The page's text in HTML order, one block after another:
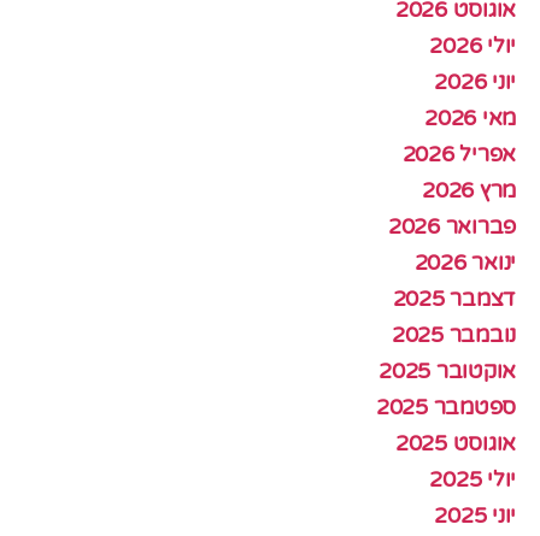
אוגוסט 2026
יולי 2026
יוני 2026
מאי 2026
אפריל 2026
מרץ 2026
פברואר 2026
ינואר 2026
דצמבר 2025
נובמבר 2025
אוקטובר 2025
ספטמבר 2025
אוגוסט 2025
יולי 2025
יוני 2025